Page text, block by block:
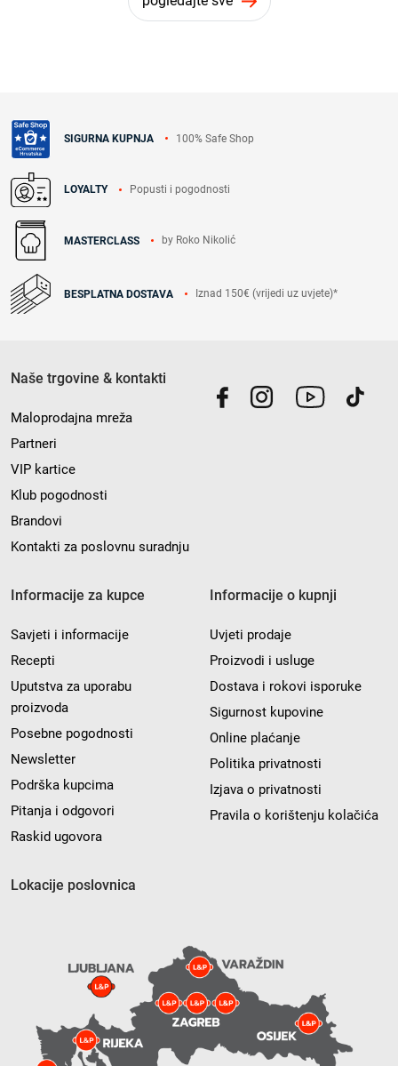
SIGURNA KUPNJA 100% Safe Shop
LOYALTY Popusti i pogodnosti
MASTERCLASS by Roko Nikolić
BESPLATNA DOSTAVA Iznad 150€ (vrijedi uz uvjete)*
Naše trgovine & kontakti
Maloprodajna mreža
Partneri
VIP kartice
Klub pogodnosti
Brandovi
Kontakti za poslovnu suradnju
Informacije za kupce
Savjeti i informacije
Recepti
Uputstva za uporabu
proizvoda
Posebne pogodnosti
Newsletter
Podrška kupcima
Pitanja i odgovori
Raskid ugovora
Informacije o kupnji
Uvjeti prodaje
Proizvodi i usluge
Dostava i rokovi isporuke
Sigurnost kupovine
Online plaćanje
Politika privatnosti
Izjava o privatnosti
Pravila o korištenju kolačića
Lokacije poslovnica